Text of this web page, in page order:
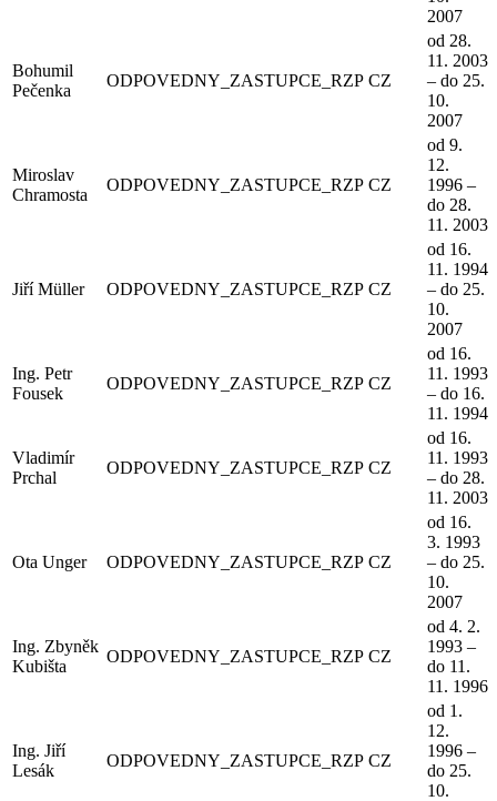
2007
Bohumil
Pečenka
ODPOVEDNY_ZASTUPCE_RZP CZ
od 28.
11. 2003
– do 25.
10.
2007
Miroslav
Chramosta
ODPOVEDNY_ZASTUPCE_RZP CZ
od 9.
12.
1996 –
do 28.
11. 2003
Jiří Müller ODPOVEDNY_ZASTUPCE_RZP CZ
od 16.
11. 1994
– do 25.
10.
2007
Ing. Petr
Fousek
ODPOVEDNY_ZASTUPCE_RZP CZ
od 16.
11. 1993
– do 16.
11. 1994
Vladimír
Prchal
ODPOVEDNY_ZASTUPCE_RZP CZ
od 16.
11. 1993
– do 28.
11. 2003
Ota Unger ODPOVEDNY_ZASTUPCE_RZP CZ
od 16.
3. 1993
– do 25.
10.
2007
Ing. Zbyněk
Kubišta
ODPOVEDNY_ZASTUPCE_RZP CZ
od 4. 2.
1993 –
do 11.
11. 1996
Ing. Jiří
Lesák
ODPOVEDNY_ZASTUPCE_RZP CZ
od 1.
12.
1996 –
do 25.
10.